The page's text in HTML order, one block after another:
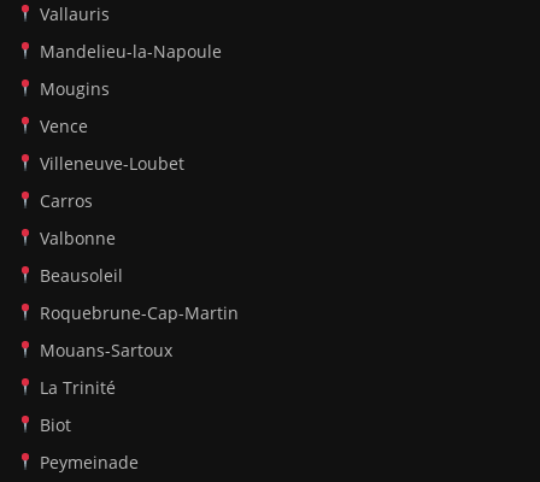
Vallauris
Mandelieu-la-Napoule
Mougins
Vence
Villeneuve-Loubet
Carros
Valbonne
Beausoleil
Roquebrune-Cap-Martin
Mouans-Sartoux
La Trinité
Biot
Peymeinade